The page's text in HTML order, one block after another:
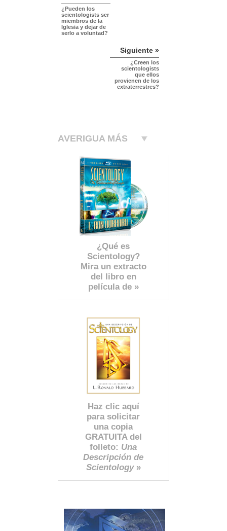
¿Pueden los
scientologists ser
miembros de la
Iglesia y dejar de
serlo a voluntad?
Siguiente »
¿Creen los
scientologists
que ellos
provienen de los
extraterrestres?
AVERIGUA MÁS
¿Qué es
Scientology?
Mira un extracto
del libro en
película de »
Haz clic aquí
para solicitar
una copia
GRATUITA del
folleto: Una
Descripción de
Scientology»